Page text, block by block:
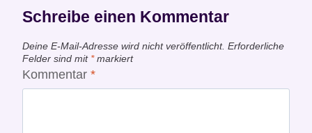
Schreibe einen Kommentar
Deine E-Mail-Adresse wird nicht veröffentlicht. Erforderliche
Felder sind mit *markiert
Kommentar *